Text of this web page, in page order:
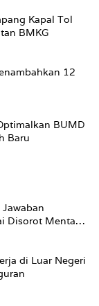
Kapal Tol
BMKG
12
BUMD
Baru
Jawaban
Disorot Mentan
di Luar Negeri